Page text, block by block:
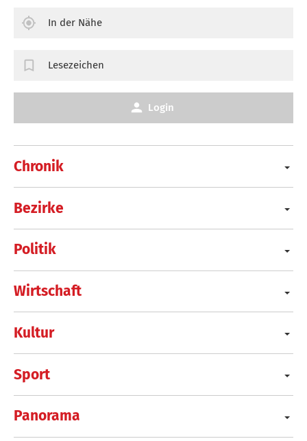
Chronik
Bezirke
Politik
Wirtschaft
Kultur
Sport
Panorama
In der Nähe
Lesezeichen
Login